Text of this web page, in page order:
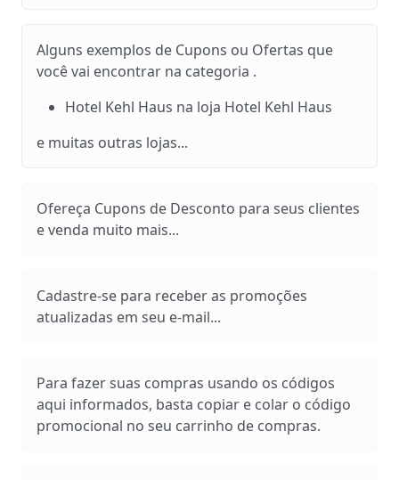
Alguns exemplos de Cupons ou Ofertas que
você vai encontrar na categoria .
Hotel Kehl Haus na loja Hotel Kehl Haus
e muitas outras lojas...
Ofereça Cupons de Desconto para seus clientes
e venda muito mais...
Cadastre-se para receber as promoções
atualizadas em seu e-mail...
Para fazer suas compras usando os códigos
aqui informados, basta copiar e colar o código
promocional no seu carrinho de compras.